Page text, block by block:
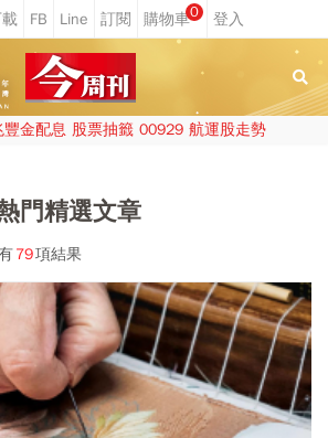
0
豐金配息 股票抽籤 00929 航運股走勢
門精選文章
79項結果